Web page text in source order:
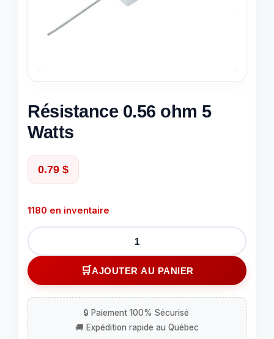
Résistance 0.56 ohm 5
Watts
0.79 $
1180 en inventaire
quantité
de
Résistance
0.56
ohm
5
Watts
AJOUTER AU PANIER